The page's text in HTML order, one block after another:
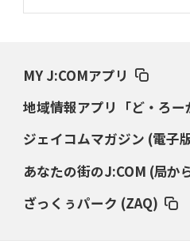
ダイナボアーズ、“逆輸入SO”三宅駿
2026年3月5日(木)更新
MY J:COMアプリ
地域情報アプリ「ど・ろー
ジェイコムマガジン (電子
あなたの街のJ:COM (局か
ざっくぅパーク (ZAQ)